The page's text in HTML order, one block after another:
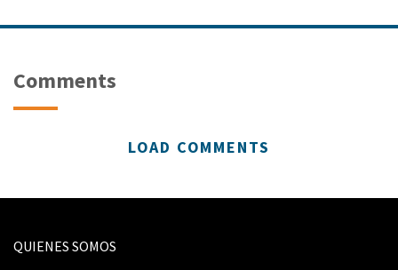
Comments
LOAD COMMENTS
QUIENES SOMOS